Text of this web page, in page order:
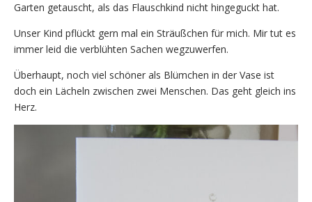
Garten getauscht, als das Flauschkind nicht hingeguckt hat.
Unser Kind pflückt gern mal ein Sträußchen für mich. Mir tut es
immer leid die verblühten Sachen wegzuwerfen.
Überhaupt, noch viel schöner als Blümchen in der Vase ist
doch ein Lächeln zwischen zwei Menschen. Das geht gleich ins
Herz.